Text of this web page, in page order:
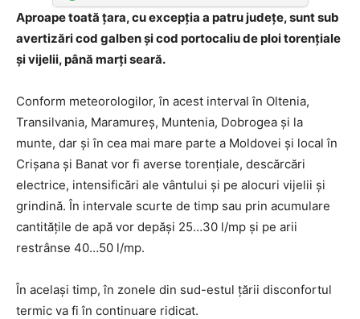
Aproape toată țara, cu excepția a patru județe, sunt sub
avertizări cod galben și cod portocaliu de ploi torențiale
și vijelii, până marți seară.
Conform meteorologilor, în acest interval în Oltenia,
Transilvania, Maramureș, Muntenia, Dobrogea și la
munte, dar și în cea mai mare parte a Moldovei și local în
Crișana și Banat vor fi averse torențiale, descărcări
electrice, intensificări ale vântului și pe alocuri vijelii și
grindină. În intervale scurte de timp sau prin acumulare
cantitățile de apă vor depăși 25…30 l/mp și pe arii
restrânse 40…50 l/mp.
În același timp, în zonele din sud-estul țării disconfortul
termic va fi în continuare ridicat.